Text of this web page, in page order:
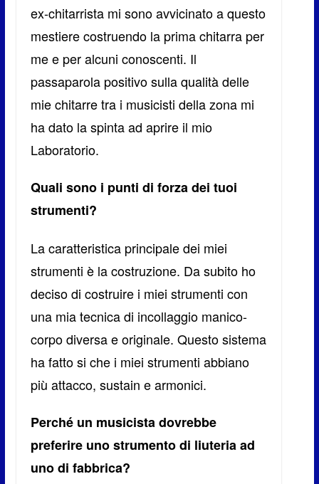
ex-chitarrista mi sono avvicinato a questo
mestiere costruendo la prima chitarra per
me e per alcuni conoscenti. Il
passaparola positivo sulla qualità delle
mie chitarre tra i musicisti della zona mi
ha dato la spinta ad aprire il mio
Laboratorio.
Quali sono i punti di forza dei tuoi
strumenti?
La caratteristica principale dei miei
strumenti è la costruzione. Da subito ho
deciso di costruire i miei strumenti con
una mia tecnica di incollaggio manico-
corpo diversa e originale. Questo sistema
ha fatto si che i miei strumenti abbiano
più attacco, sustain e armonici.
Perché un musicista dovrebbe
preferire uno strumento di liuteria ad
uno di fabbrica?